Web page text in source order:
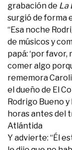
grabación de La
surgió de forma
“Esa noche
de músicos y
papá: ‘por
comer algo
rememora
el dueño de El
Rodrigo Bueno
horas antes del
Atlántida
Y advierte: “Él